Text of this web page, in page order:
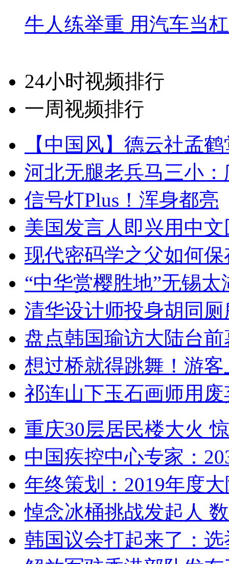
牛人练举重 用汽车当
24小时视频排行
一周视频排行
【中国风】德云社孟
河北无腿老兵马三小
信号灯Plus！浑身都亮
美国发言人即兴用中
现代密码学之父如何
“中华赏樱胜地”无锡
清华设计师投身胡同
盘点韩国瑜访大陆台
想过桥就得跳舞！游客
祁连山下玉石画师用
重庆30层居民楼大火
中国疾控中心专家：
年终策划：2019年度
悼念冰桶挑战发起人
韩国议会打起来了：